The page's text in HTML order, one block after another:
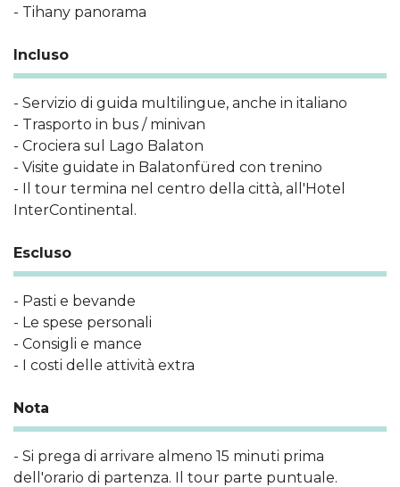
- Tihany panorama
Incluso
- Servizio di guida multilingue, anche in italiano
- Trasporto in bus / minivan
- Crociera sul Lago Balaton
- Visite guidate in Balatonfüred con trenino
- Il tour termina nel centro della città, all'Hotel
InterContinental.
Escluso
- Pasti e bevande
- Le spese personali
- Consigli e mance
- I costi delle attività extra
Nota
- Si prega di arrivare almeno 15 minuti prima
dell'orario di partenza. Il tour parte puntuale.